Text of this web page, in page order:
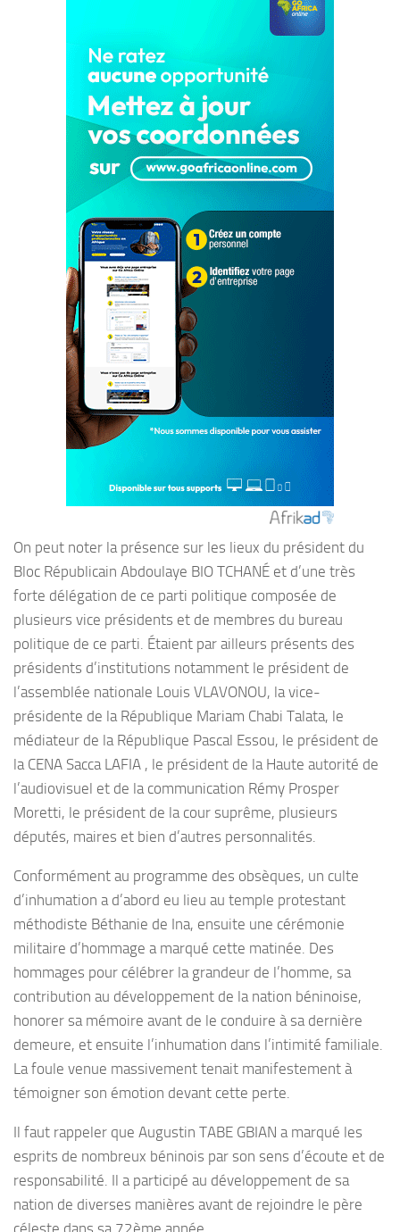
On peut noter la présence sur les lieux du président du
Bloc Républicain Abdoulaye BIO TCHANÉ et d’une très
forte délégation de ce parti politique composée de
plusieurs vice présidents et de membres du bureau
politique de ce parti. Étaient par ailleurs présents des
présidents d’institutions notamment le président de
l’assemblée nationale Louis VLAVONOU, la vice-
présidente de la République Mariam Chabi Talata, le
médiateur de la République Pascal Essou, le président de
la CENA Sacca LAFIA , le président de la Haute autorité de
l’audiovisuel et de la communication Rémy Prosper
Moretti, le président de la cour suprême, plusieurs
députés, maires et bien d’autres personnalités.
Conformément au programme des obsèques, un culte
d’inhumation a d’abord eu lieu au temple protestant
méthodiste Béthanie de Ina, ensuite une cérémonie
militaire d’hommage a marqué cette matinée. Des
hommages pour célébrer la grandeur de l’homme, sa
contribution au développement de la nation béninoise,
honorer sa mémoire avant de le conduire à sa dernière
demeure, et ensuite l’inhumation dans l’intimité familiale.
La foule venue massivement tenait manifestement à
témoigner son émotion devant cette perte.
Il faut rappeler que Augustin TABE GBIAN a marqué les
esprits de nombreux béninois par son sens d’écoute et de
responsabilité. Il a participé au développement de sa
nation de diverses manières avant de rejoindre le père
céleste dans sa 72ème année.